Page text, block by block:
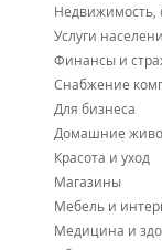
Недвижимость,
Услуги
Финансы и
Снабжение
Для бизнеса
Домашние
Красота и уход
Магазины
Мебель и
Медицина и